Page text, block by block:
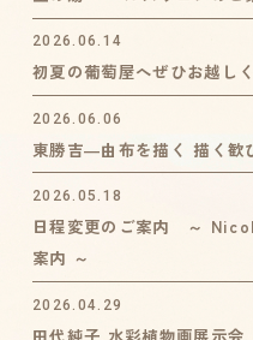
2026.06.14
初夏の葡萄屋へぜひお越しく
2026.06.06
東勝吉―由布を描く 描く歓
2026.05.18
日程変更のご案内 ～
案内 ～
2026.04.29
田代純子 水彩植物画展示会